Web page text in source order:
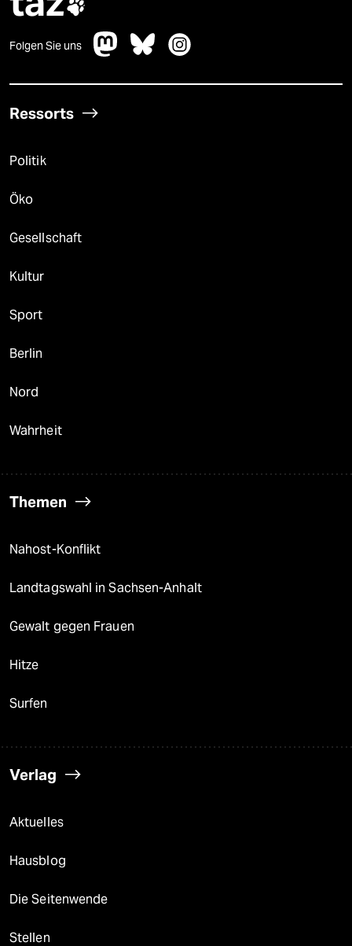

Folgen Sie uns
Ressorts
Politik
Öko
Gesellschaft
Kultur
Sport
Berlin
Nord
Wahrheit
Themen
Nahost-Konflikt
Landtagswahl in Sachsen-Anhalt
Gewalt gegen Frauen
Hitze
Surfen
Verlag
Aktuelles
Hausblog
Die Seitenwende
Stellen